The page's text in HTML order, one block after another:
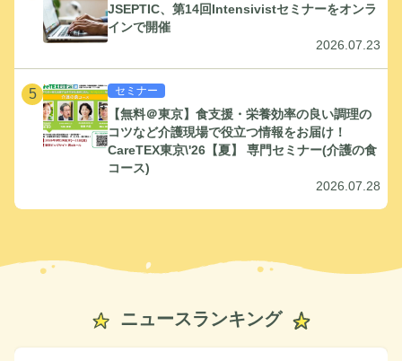
JSEPTIC、第14回Intensivistセミナーをオンラ
インで開催
2026.07.23
5 セミナー
【無料＠東京】食支援・栄養効率の良い調理の
コツなど介護現場で役立つ情報をお届け！
CareTEX東京\'26【夏】 専門セミナー(介護の食
コース)
2026.07.28
ニュースランキング